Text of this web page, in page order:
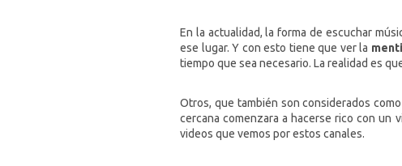
En la actualidad, la forma de escuchar
ese lugar. Y con esto tiene que ver la
tiempo que sea necesario. La realidad es
Otros, que también son considerados
cercana comenzara a hacerse rico con un
videos que vemos por estos canales.